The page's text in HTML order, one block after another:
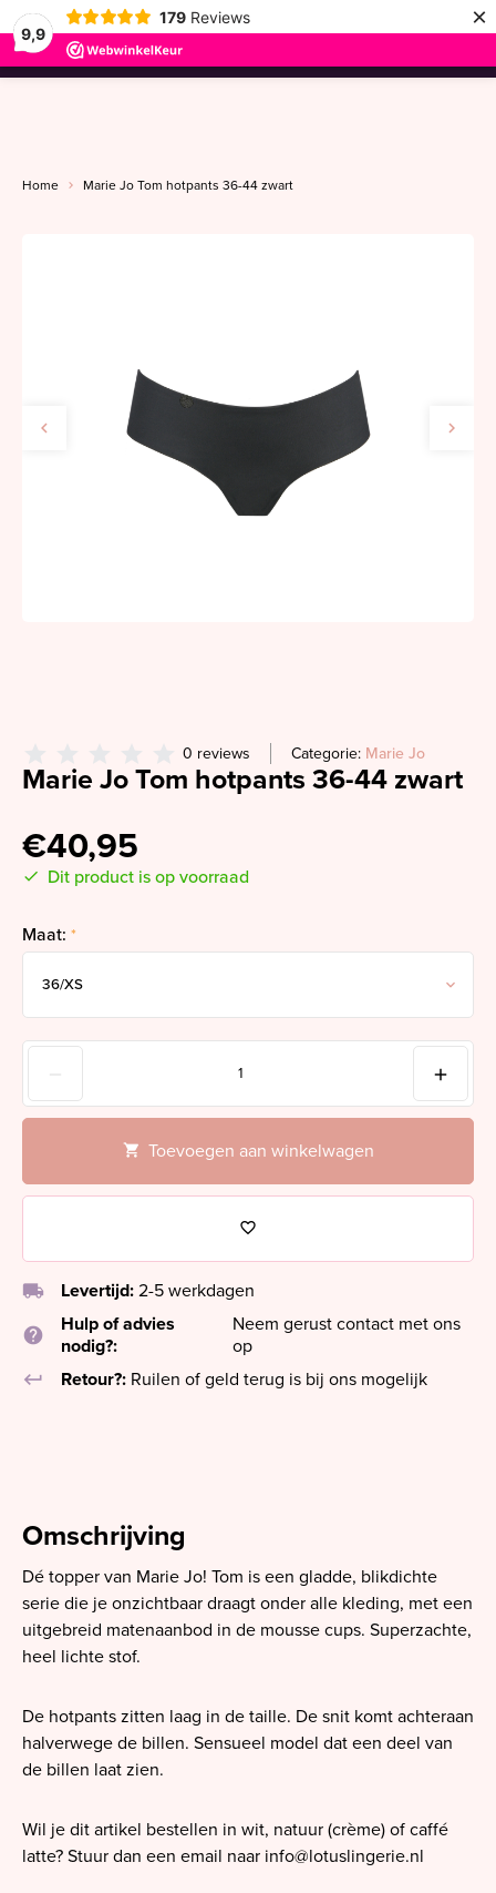
9,9
179 Reviews ×
menu
Home Marie Jo Tom hotpants 36-44 zwart
0 reviews Categorie: Marie Jo
Marie Jo Tom hotpants 36-44 zwart
€40,95
Dit product is op voorraad
Maat: *
Toevoegen aan winkelwagen
local_shipping Levertijd: 2-5 werkdagen
help
Hulp of advies
nodig?:
Neem gerust contact met ons
op
keyboard_return
Retour?: Ruilen of geld terug is bij ons mogelijk
Omschrijving
Dé topper van Marie Jo! Tom is een gladde, blikdichte
serie die je onzichtbaar draagt onder alle kleding, met een
uitgebreid matenaanbod in de mousse cups. Superzachte,
heel lichte stof.
De hotpants zitten laag in de taille. De snit komt achteraan
halverwege de billen. Sensueel model dat een deel van
de billen laat zien.
Wil je dit artikel bestellen in wit, natuur (crème) of caffé
latte? Stuur dan een email naar info@lotuslingerie.nl